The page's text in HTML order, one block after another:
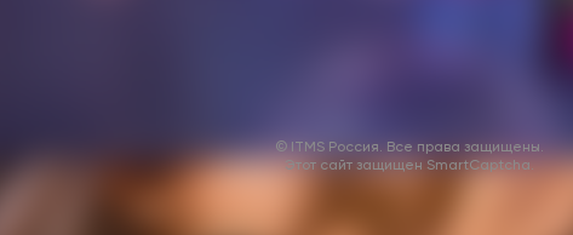
© ITMS Россия. Все права защищены.
Этот сайт защищен SmartCaptcha.